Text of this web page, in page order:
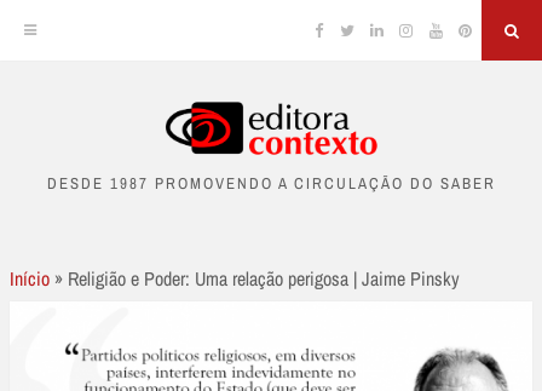
content
Facebook
TwitterLinkedinInstagram
YouTubePinterest
DESDE 1987 PROMOVENDO A CIRCULAÇÃO DO SABER
Início » Religião e Poder: Uma relação perigosa | Jaime Pinsky